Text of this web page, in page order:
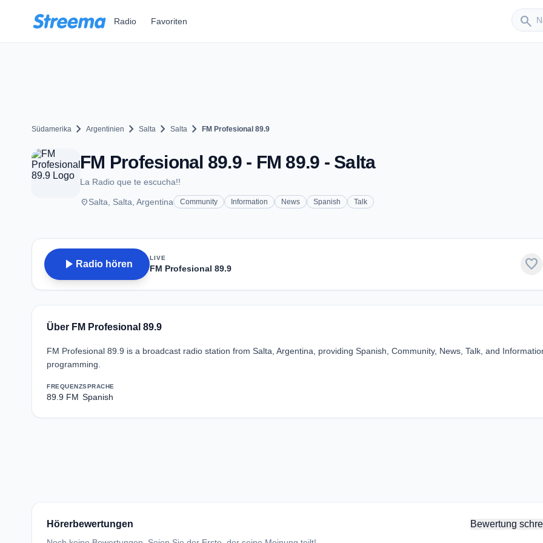
Radio Favoriten search
Sender
Südamerika chevron_right Argentinien chevron_right Salta chevron_right Salta chevron_right FM Profesional 89.9
FM Profesional 89.9 - FM 89.9 - Salta
La Radio que te escucha!!
placeSalta, Salta, Argentina Community Information News Spanish Talk
play_arrow Radio hören
LIVE
FM Profesional 89.9 favorite
Über FM Profesional 89.9
FM Profesional 89.9 is a broadcast radio station from Salta, Argentina, providing Spanish, Community, News, Talk, and
programming.
FREQUENZ
89.9 FM
SPRACHE
Spanish
Hörerbewertungen Bewertung